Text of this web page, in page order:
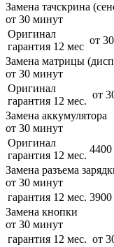
Замена тачскрина
от 30 минут
Оригинал
гарантия 12 мес
от
Замена матрицы
от 30 минут
Оригинал
гарантия 12 мес.
от
Замена аккумулятора
от 30 минут
Оригинал
гарантия 12 мес.
4400
Замена разъема
от 30 минут
гарантия 12 мес. 3900
Замена кнопки
от 30 минут
гарантия 12 мес. от